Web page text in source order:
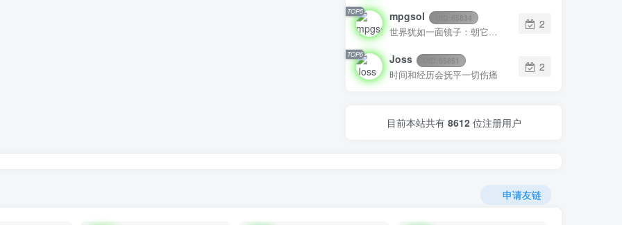
TOP5 mpgsol 65834
世界犹如一面镜子：朝它皱眉它就朝你皱眉，朝它微笑它也吵你微笑
2
TOP6 Joss 65851
时间和经历会抚平一切伤痛
2
目前本站共有 8612位注册用户
申请友链